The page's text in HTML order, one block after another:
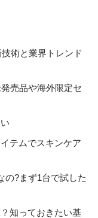
術と業界トレンド
売品や海外限定セ
テムでスキンケア
の?まず1台で試した
知っておきたい基